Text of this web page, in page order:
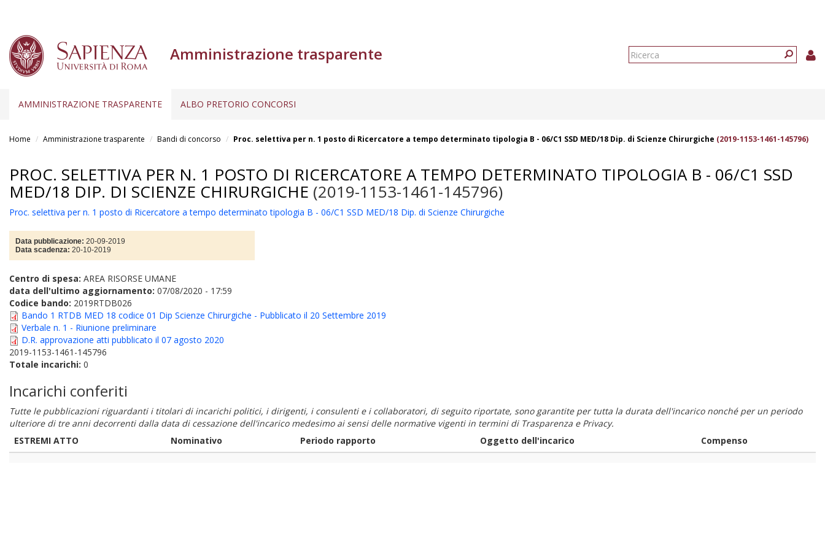
Amministrazione trasparente
Form
AMMINISTRAZIONE TRASPARENTE ALBO PRETORIO CONCORSI
Home Amministrazione trasparente Bandi di concorso Proc. selettiva per n. 1 posto di Ricercatore a tempo determinato tipologia B - 06/C1 SSD MED/18 Dip. di Scienze Chirurgiche (2019-1153-1461-145796)
PROC. SELETTIVA PER N. 1 POSTO DI RICERCATORE A TEMPO DETERMINATO TIPOLOGIA B - 06/C1 SSD
MED/18 DIP. DI SCIENZE CHIRURGICHE (2019-1153-1461-145796)
Proc. selettiva per n. 1 posto di Ricercatore a tempo determinato tipologia B - 06/C1 SSD MED/18 Dip. di Scienze Chirurgiche
Data pubblicazione: 20-09-2019
Data scadenza: 20-10-2019
Centro di spesa: AREA RISORSE UMANE
data dell'ultimo aggiornamento: 07/08/2020 - 17:59
Codice bando: 2019RTDB026
Bando 1 RTDB MED 18 codice 01 Dip Scienze Chirurgiche - Pubblicato il 20 Settembre 2019
Verbale n. 1 - Riunione preliminare
D.R. approvazione atti pubblicato il 07 agosto 2020
2019-1153-1461-145796
Totale incarichi: 0
Incarichi conferiti
Tutte le pubblicazioni riguardanti i titolari di incarichi politici, i dirigenti, i consulenti e i collaboratori, di seguito riportate, sono garantite per tutta la durata dell'incarico nonché per un periodo
ulteriore di tre anni decorrenti dalla data di cessazione dell'incarico medesimo ai sensi delle normative vigenti in termini di Trasparenza e Privacy.
ESTREMI ATTO
Nominativo Periodo rapporto Oggetto dell'incarico Compenso